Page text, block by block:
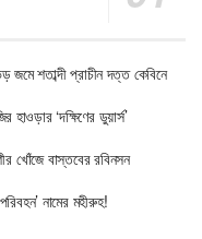
শতাব্দী প্রাচীন দত্ত কেবিনে
‘দক্ষিণের ডুয়ার্স’
খোঁজে বাস্তবের রবিনসন
নামের মহীরুহ!